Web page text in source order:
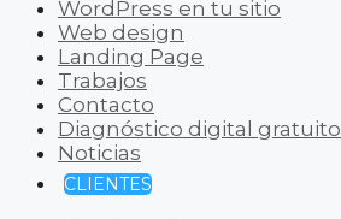
WordPress en tu sitio
Web design
Landing Page
Trabajos
Contacto
Diagnóstico digital gratuito
Noticias
CLIENTES